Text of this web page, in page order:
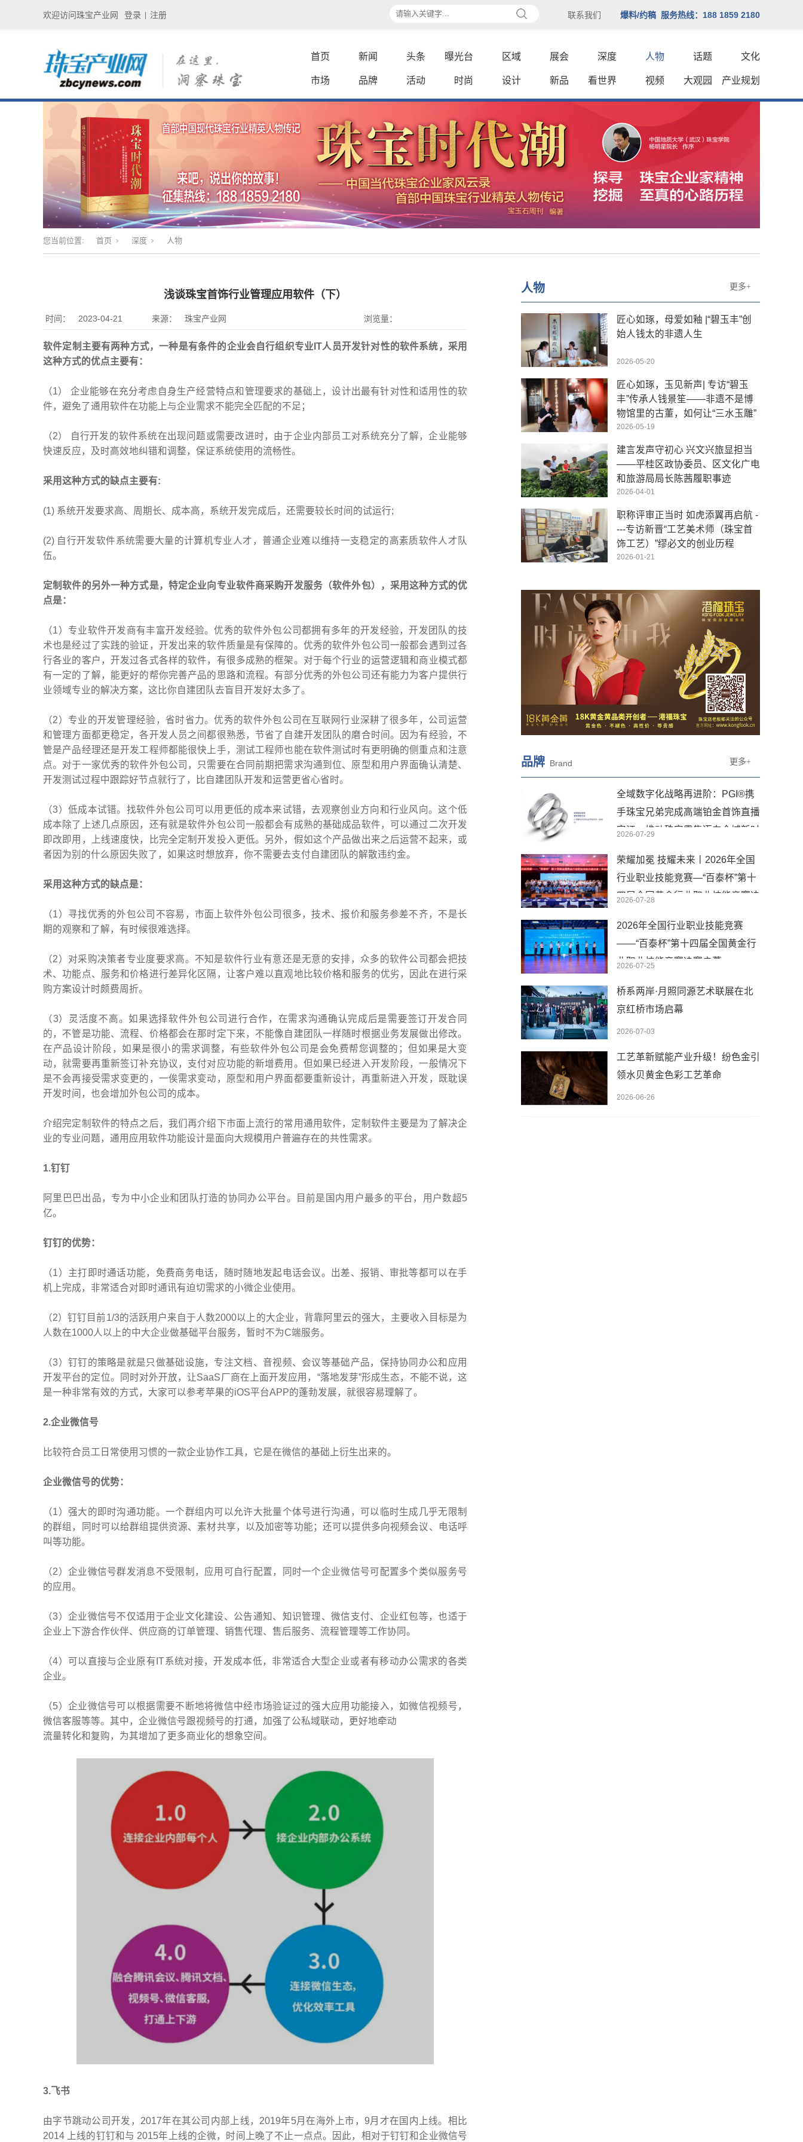
欢迎访问珠宝产业网 登录 注册 联系我们 爆料/约稿 服务热线：188 1859 2180
首页 新闻 头条 曝光台 区域 展会 深度 人物 话题 文化
市场 品牌 活动 时尚 设计 新品 看世界 视频 大观园 产业规划
您当前位置: 首页 深度 人物
浅谈珠宝首饰行业管理应用软件（下）
时间： 2023-04-21 来源： 珠宝产业网 浏览量：
软件定制主要有两种方式，一种是有条件的企业会自行组织专业IT人员开发针对性的软件系统，采用
这种方式的优点主要有：
（1） 企业能够在充分考虑自身生产经营特点和管理要求的基础上，设计出最有针对性和适用性的软
件，避免了通用软件在功能上与企业需求不能完全匹配的不足；
（2） 自行开发的软件系统在出现问题或需要改进时，由于企业内部员工对系统充分了解，企业能够
快速反应，及时高效地纠错和调整，保证系统使用的流畅性。
采用这种方式的缺点主要有:
(1) 系统开发要求高、周期长、成本高，系统开发完成后，还需要较长时间的试运行;
(2) 自行开发软件系统需要大量的计算机专业人才，普通企业难以维持一支稳定的高素质软件人才队
伍。
定制软件的另外一种方式是，特定企业向专业软件商采购开发服务（软件外包），采用这种方式的优
点是：
（1）专业软件开发商有丰富开发经验。优秀的软件外包公司都拥有多年的开发经验，开发团队的技
术也是经过了实践的验证，开发出来的软件质量是有保障的。优秀的软件外包公司一般都会遇到过各
行各业的客户，开发过各式各样的软件，有很多成熟的框架。对于每个行业的运营逻辑和商业模式都
有一定的了解，能更好的帮你完善产品的思路和流程。有部分优秀的外包公司还有能力为客户提供行
业领域专业的解决方案，这比你自建团队去盲目开发好太多了。
（2）专业的开发管理经验，省时省力。优秀的软件外包公司在互联网行业深耕了很多年，公司运营
和管理方面都更稳定，各开发人员之间都很熟悉，节省了自建开发团队的磨合时间。因为有经验，不
管是产品经理还是开发工程师都能很快上手，测试工程师也能在软件测试时有更明确的侧重点和注意
点。对于一家优秀的软件外包公司，只需要在合同前期把需求沟通到位、原型和用户界面确认清楚、
开发测试过程中跟踪好节点就行了，比自建团队开发和运营更省心省时。
（3）低成本试错。找软件外包公司可以用更低的成本来试错，去观察创业方向和行业风向。这个低
成本除了上述几点原因，还有就是软件外包公司一般都会有成熟的基础成品软件，可以通过二次开发
即改即用，上线速度快，比完全定制开发投入更低。另外，假如这个产品做出来之后运营不起来，或
者因为别的什么原因失败了，如果这时想放弃，你不需要去支付自建团队的解散违约金。
采用这种方式的缺点是：
（1）寻找优秀的外包公司不容易，市面上软件外包公司很多，技术、报价和服务参差不齐，不是长
期的观察和了解，有时候很难选择。
（2）对采购决策者专业度要求高。不知是软件行业有意还是无意的安排，众多的软件公司都会把技
术、功能点、服务和价格进行差异化区隔，让客户难以直观地比较价格和服务的优劣，因此在进行采
购方案设计时颇费周折。
（3）灵活度不高。如果选择软件外包公司进行合作，在需求沟通确认完成后是需要签订开发合同
的，不管是功能、流程、价格都会在那时定下来，不能像自建团队一样随时根据业务发展做出修改。
在产品设计阶段，如果是很小的需求调整，有些软件外包公司是会免费帮您调整的；但如果是大变
动，就需要再重新签订补充协议，支付对应功能的新增费用。但如果已经进入开发阶段，一般情况下
是不会再接受需求变更的，一俟需求变动，原型和用户界面都要重新设计，再重新进入开发，既耽误
开发时间，也会增加外包公司的成本。
介绍完定制软件的特点之后，我们再介绍下市面上流行的常用通用软件，定制软件主要是为了解决企
业的专业问题，通用应用软件功能设计是面向大规模用户普遍存在的共性需求。
1.钉钉
阿里巴巴出品，专为中小企业和团队打造的协同办公平台。目前是国内用户最多的平台，用户数超5
亿。
钉钉的优势：
（1）主打即时通话功能，免费商务电话，随时随地发起电话会议。出差、报销、审批等都可以在手
机上完成，非常适合对即时通讯有迫切需求的小微企业使用。
（2）钉钉目前1/3的活跃用户来自于人数2000以上的大企业，背靠阿里云的强大，主要收入目标是为
人数在1000人以上的中大企业做基础平台服务，暂时不为C端服务。
（3）钉钉的策略是就是只做基础设施，专注文档、音视频、会议等基础产品，保持协同办公和应用
开发平台的定位。同时对外开放，让SaaS厂商在上面开发应用，“落地发芽”形成生态，不能不说，这
是一种非常有效的方式，大家可以参考苹果的iOS平台APP的蓬勃发展，就很容易理解了。
2.企业微信号
比较符合员工日常使用习惯的一款企业协作工具，它是在微信的基础上衍生出来的。
企业微信号的优势：
（1）强大的即时沟通功能。一个群组内可以允许大批量个体号进行沟通，可以临时生成几乎无限制
的群组，同时可以给群组提供资源、素材共享，以及加密等功能；还可以提供多向视频会议、电话呼
叫等功能。
（2）企业微信号群发消息不受限制，应用可自行配置，同时一个企业微信号可配置多个类似服务号
的应用。
（3）企业微信号不仅适用于企业文化建设、公告通知、知识管理、微信支付、企业红包等，也适于
企业上下游合作伙伴、供应商的订单管理、销售代理、售后服务、流程管理等工作协同。
（4）可以直接与企业原有IT系统对接，开发成本低，非常适合大型企业或者有移动办公需求的各类
企业。
（5）企业微信号可以根据需要不断地将微信中经市场验证过的强大应用功能接入，如微信视频号，
微信客服等等。其中，企业微信号跟视频号的打通，加强了公私域联动，更好地牵动
流量转化和复购，为其增加了更多商业化的想象空间。
3.飞书
由字节跳动公司开发，2017年在其公司内部上线，2019年5月在海外上市，9月才在国内上线。相比
2014 上线的钉钉和与 2015年上线的企微，时间上晚了不止一点点。因此，相对于钉钉和企业微信号
人物 更多+
匠心如琢，母爱如釉 |“碧玉丰”创
始人钱太的非遗人生
2026-05-20
匠心如琢，玉见新声| 专访“碧玉
丰”传承人钱景笙——非遗不是博
物馆里的古董，如何让“三水玉雕”
成为年轻人的“心头好”
2026-05-19
建言发声守初心 兴文兴旅显担当
——平桂区政协委员、区文化广电
和旅游局局长陈茜履职事迹
2026-04-01
职称评审正当时 如虎添翼再启航 -
---专访新晋“工艺美术师（珠宝首
饰工艺）”缪必文的创业历程
2026-01-21
品牌 Brand 更多+
全域数字化战略再进阶：PGI®携
手珠宝兄弟完成高端铂金首饰直播
实证，推动珠宝零售迈向全域新时
2026-07-29
荣耀加冕 技耀未来丨2026年全国
行业职业技能竞赛—“百泰杯”第十
四届全国黄金行业职业技能竞赛决
2026-07-28
2026年全国行业职业技能竞赛
——“百泰杯”第十四届全国黄金行
业职业技能竞赛决赛启幕
2026-07-25
桥系两岸·月照同源艺术联展在北
京红桥市场启幕
2026-07-03
工艺革新赋能产业升级！纷色金引
领水贝黄金色彩工艺革命
2026-06-26